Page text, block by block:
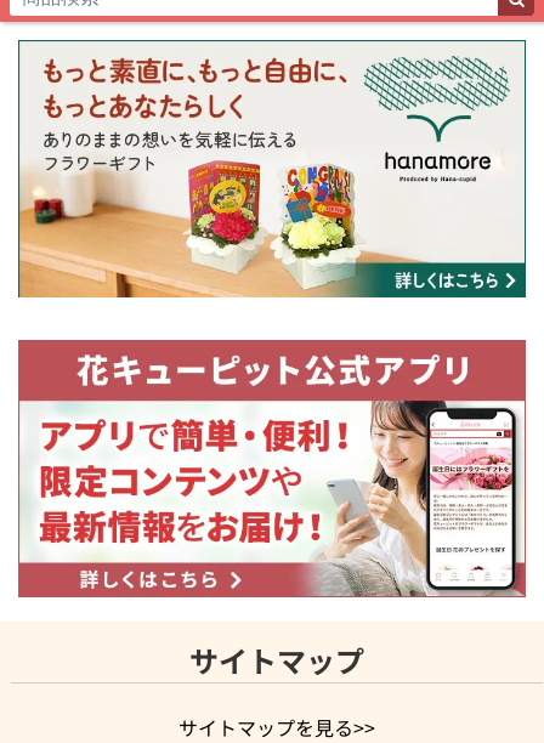
サイトマップ
サイトマップを見る>>